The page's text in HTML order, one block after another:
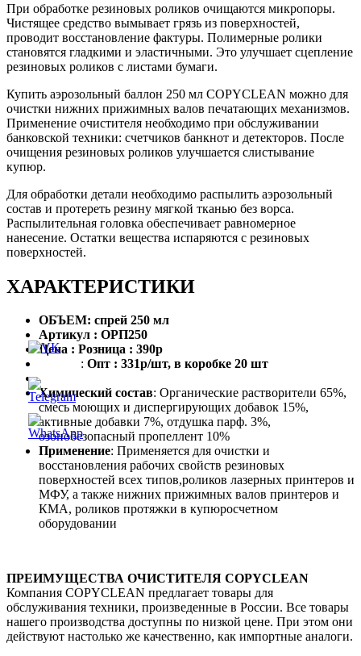
При обработке резиновых роликов очищаются микропоры.
Чистящее средство вымывает грязь из поверхностей,
проводит восстановление фактуры. Полимерные ролики
становятся гладкими и эластичными. Это улучшает сцепление
резиновых роликов с листами бумаги.
Купить аэрозольный баллон 250 мл COPYCLEAN можно для
очистки нижних прижимных валов печатающих механизмов.
Применение очистителя необходимо при обслуживании
банковской техники: счетчиков банкнот и детекторов. После
очищения резиновых роликов улучшается слистывание
купюр.
Для обработки детали необходимо распылить аэрозольный
состав и протереть резину мягкой тканью без ворса.
Распылительная головка обеспечивает равномерное
нанесение. Остатки вещества испаряются с резиновых
поверхностей.
ХАРАКТЕРИСТИКИ
ОБЪЕМ: спрей 250 мл
Артикул : ОРП250
Цена : Розница : 390р
: Опт : 331р/шт, в коробке 20 шт
Химический состав: Органические растворители 65%,
смесь моющих и диспергирующих добавок 15%,
активные добавки 7%, отдушка парф. 3%,
озонобезопасный пропеллент 10%
Применение: Применяется для очистки и
восстановления рабочих свойств резиновых
поверхностей всех типов,роликов лазерных принтеров и
МФУ, а также нижних прижимных валов принтеров и
КМА, роликов протяжки в купюросчетном
оборудовании
ПРЕИМУЩЕСТВА ОЧИСТИТЕЛЯ COPYCLEAN
Компания COPYCLEAN предлагает товары для
обслуживания техники, произведенные в России. Все товары
нашего производства доступны по низкой цене. При этом они
действуют настолько же качественно, как импортные аналоги.